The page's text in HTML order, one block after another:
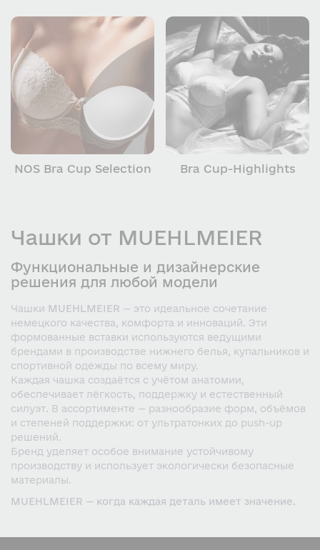
NOS Bra Cup Selection Bra Cup-Highlights
Чашки от MUEHLMEIER
Функциональные и дизайнерские
решения для любой модели
Чашки MUEHLMEIER — это идеальное сочетание
немецкого качества, комфорта и инноваций. Эти
формованные вставки используются ведущими
брендами в производстве нижнего белья, купальников и
спортивной одежды по всему миру.
Каждая чашка создаётся с учётом анатомии,
обеспечивает лёгкость, поддержку и естественный
силуэт. В ассортименте — разнообразие форм, объёмов
и степеней поддержки: от ультратонких до push-up
решений.
Бренд уделяет особое внимание устойчивому
производству и использует экологически безопасные
материалы.
MUEHLMEIER — когда каждая деталь имеет значение.